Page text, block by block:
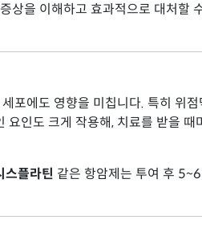
상을 이해하고 효과적으로 대처할
포에도 영향을 미칩니다. 특히 위
인도 크게 작용해, 치료를 받을 때
스플라틴 같은 항암제는 투여 후